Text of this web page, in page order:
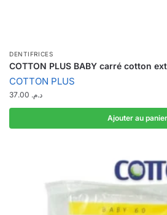
DENTIFRICES
COTTON PLUS BABY carré cotton
COTTON PLUS
د.م.
Ajouter au panier